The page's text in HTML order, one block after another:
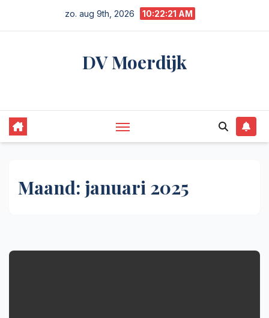
zo. aug 9th, 2026 10:22:21 AM
DV Moerdijk
Maand: januari 2025